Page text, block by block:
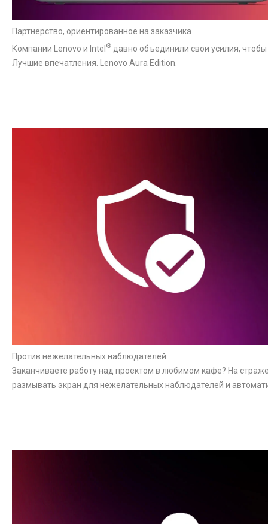
Партнерство, ориентированное на заказчика
Компании Lenovo и Intel ® давно объединили свои усилия,
Лучшие впечатления. Lenovo Aura Edition.
Против нежелательных наблюдателей
Заканчиваете работу над проектом в любимом кафе? На
размывать экран для нежелательных наблюдателей и